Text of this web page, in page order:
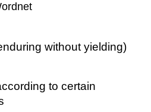
without yielding)
to certain